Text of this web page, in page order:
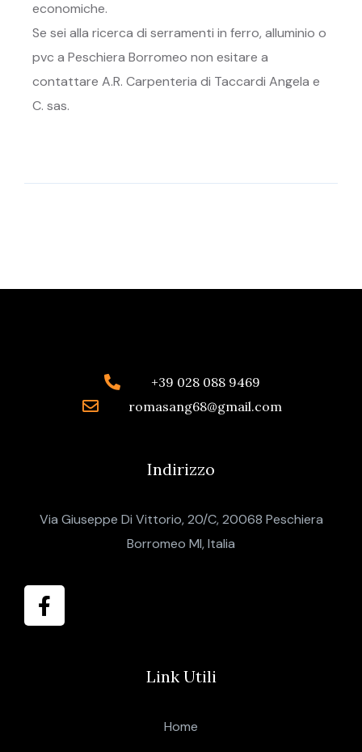
economiche.
Se sei alla ricerca di serramenti in ferro, alluminio o
pvc a Peschiera Borromeo non esitare a
contattare A.R. Carpenteria di Taccardi Angela e
C. sas.
+39 028 088 9469
romasang68@gmail.com
Indirizzo
Via Giuseppe Di Vittorio, 20/C, 20068 Peschiera
Borromeo MI, Italia
Link Utili
Home